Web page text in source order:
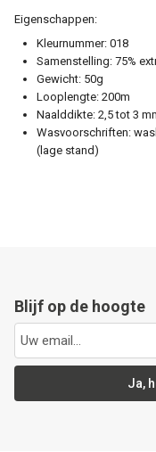
Eigenschappen:
Kleurnummer: 018
Samenstelling: 75%
Gewicht: 50g
Looplengte: 200m
Naalddikte: 2,5 tot 3
Wasvoorschriften:
(lage stand)
Blijf op de hoogte
Ja,